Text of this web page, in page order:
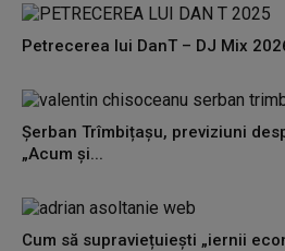
Petrecerea lui DanT – DJ Mix
Șerban Trîmbițașu, previziuni
„Acum și...
Cum să supraviețuiești „iernii